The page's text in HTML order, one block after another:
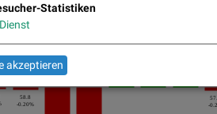
58.8
-0.20%
-
Statistiken
Dienst
akzeptieren